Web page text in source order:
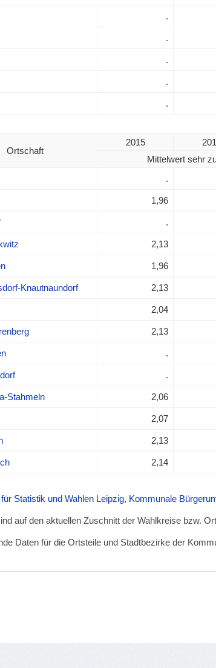
.
.
.
.
.
Ortschaft
2015
Mittelwert sehr
.
1,96
.
2,13
1,96
Knautnaundorf 2,13
2,04
2,13
.
.
Stahmeln 2,06
2,07
2,13
2,14
Statistik und Wahlen Leipzig, Kommunale
auf den aktuellen Zuschnitt der Wahlkreise bzw.
Daten für die Ortsteile und Stadtbezirke der